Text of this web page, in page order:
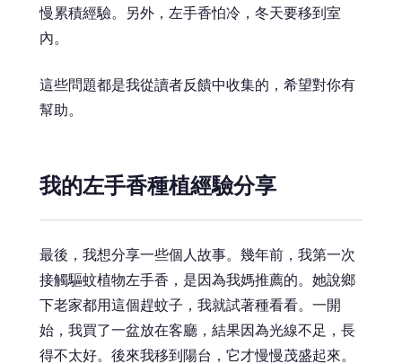
慢累積經驗。另外，左手香怕冷，冬天要移到室
內。
這些問題都是我從讀者反饋中收集的，希望對你有
幫助。
我的左手香種植經驗分享
最後，我想分享一些個人故事。幾年前，我第一次
接觸驅蚊植物左手香，是因為我媽推薦的。她說鄉
下老家都用這個趕蚊子，我就試著種看看。一開
始，我買了一盆放在客廳，結果因為光線不足，長
得不太好。後來我移到陽台，它才慢慢茂盛起來。